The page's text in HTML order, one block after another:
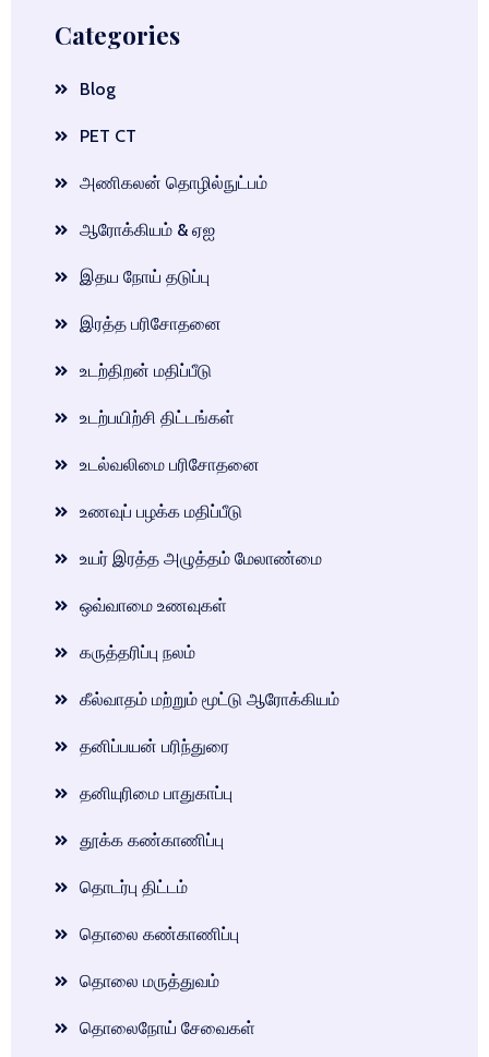
Categories
Blog
PET CT
அணிகலன் தொழில்நுட்பம்
ஆரோக்கியம் & ஏஐ
இதய நோய் தடுப்பு
இரத்த பரிசோதனை
உடற்திறன் மதிப்பீடு
உடற்பயிற்சி திட்டங்கள்
உடல்வலிமை பரிசோதனை
உணவுப் பழக்க மதிப்பீடு
உயர் இரத்த அழுத்தம் மேலாண்மை
ஒவ்வாமை உணவுகள்
கருத்தரிப்பு நலம்
கீல்வாதம் மற்றும் மூட்டு ஆரோக்கியம்
தனிப்பயன் பரிந்துரை
தனியுரிமை பாதுகாப்பு
தூக்க கண்காணிப்பு
தொடர்பு திட்டம்
தொலை கண்காணிப்பு
தொலை மருத்துவம்
தொலைநோய் சேவைகள்